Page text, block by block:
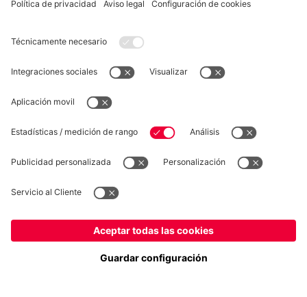
Privacidad
Configuración de las cookies
*Los precios incluyen el IVA y los gastos de envío
© FC Bayern München AG
FC Bayern München AG, Säbener Str. 51-57, 81547 München
Españapara entregar allí!
Globalpara entregar allí!